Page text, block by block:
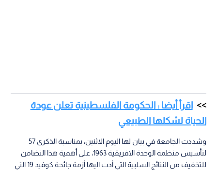
اقرأ أيضا : الحكومة الفلسطينية تعلن عودة
الحياة لشكلها الطبيعي
وشددت الجامعة في بيان لها اليوم الاثنين، بمناسبة الذكرى 57
لتأسيس منظمة الوحدة الافريقية 1963، على أهمية هذا التضامن
للتخفيف من النتائج السلبية التي أدت اليها أزمة جائحة كوفيد 19 التي